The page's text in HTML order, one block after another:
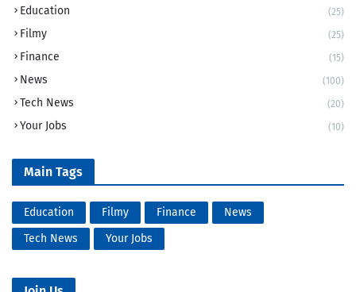
Education (25)
Filmy (25)
Finance (15)
News (100)
Tech News (20)
Your Jobs (10)
Main Tags
Education Filmy Finance
News
Tech News
Your Jobs